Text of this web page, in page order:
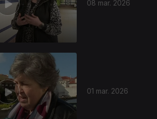
08 mar. 2026
01 mar. 2026